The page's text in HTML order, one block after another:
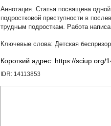
Статья посвящена
подростковой преступности в
трудным подросткам. Работа
Детская
Короткий адрес: https://sciup.org/
IDR: 14113853